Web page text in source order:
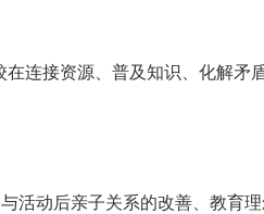
连接资源、普及知识、化解矛
活动后亲子关系的改善、教育